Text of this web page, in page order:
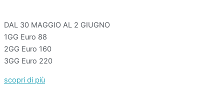
DAL 30 MAGGIO AL 2 GIUGNO
1GG Euro 88
2GG Euro 160
3GG Euro 220
scopri di più